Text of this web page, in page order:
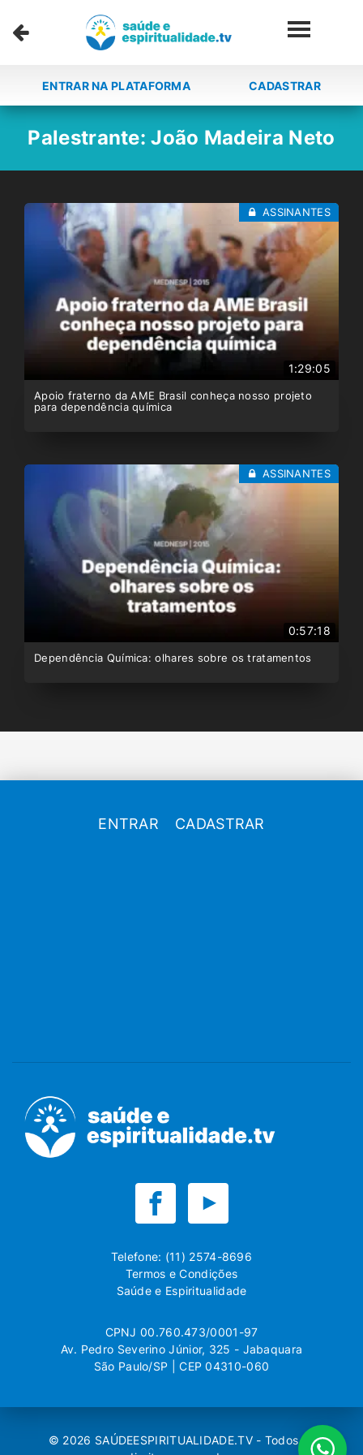
ENTRAR NA PLATAFORMA CADASTRAR
Palestrante:João Madeira Neto
1:29:05
Apoio fraterno da AME Brasil conheça nosso projeto
para dependência química
ASSINANTES
0:57:18
Dependência Química: olhares sobre os tratamentos
ASSINANTES
ENTRAR CADASTRAR
Telefone: (11) 2574-8696
Termos e Condições
Saúde e Espiritualidade
CPNJ 00.760.473/0001-97
Av. Pedro Severino Júnior, 325 - Jabaquara
São Paulo/SP | CEP 04310-060
© 2026 SAÚDEESPIRITUALIDADE.TV - Todos os